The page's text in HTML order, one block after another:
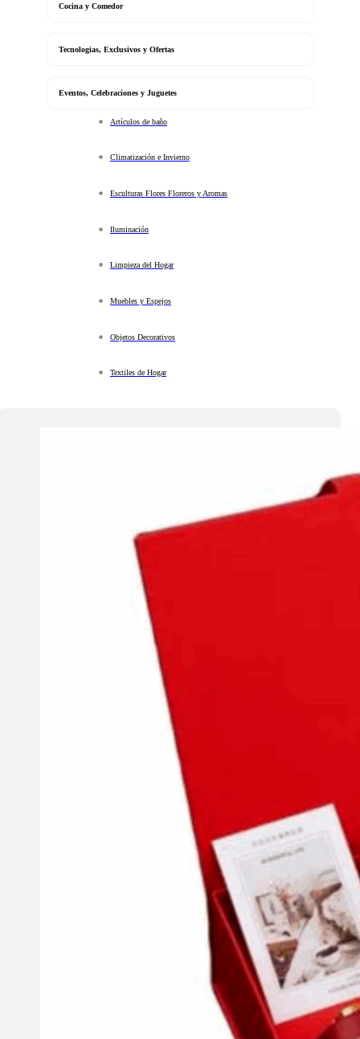
Cocina y Comedor
Tecnologias, Exclusivos y Ofertas
Eventos, Celebraciones y Juguetes
Artículos de baño
Climatización e Invierno
Esculturas Flores Floreros y Aromas
Iluminación
Limpieza del Hogar
Muebles y Espejos
Objetos Decorativos
Textiles de Hogar